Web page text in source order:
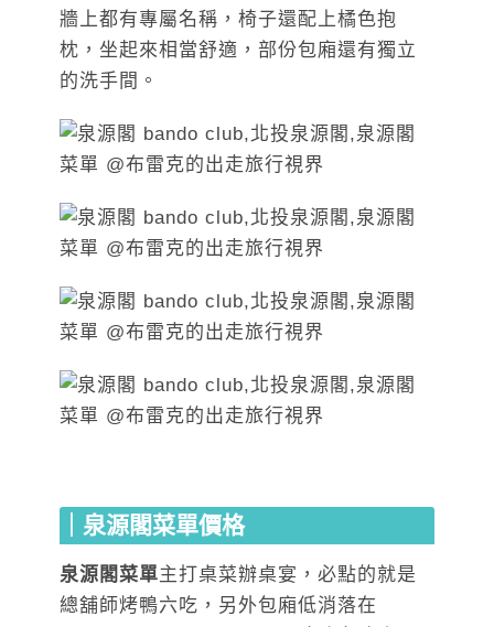
牆上都有專屬名稱，椅子還配上橘色抱
枕，坐起來相當舒適，部份包廂還有獨立
的洗手間。
｜泉源閣菜單價格
泉源閣菜單主打桌菜辦桌宴，必點的就是
總舖師烤鴨六吃，另外包廂低消落在